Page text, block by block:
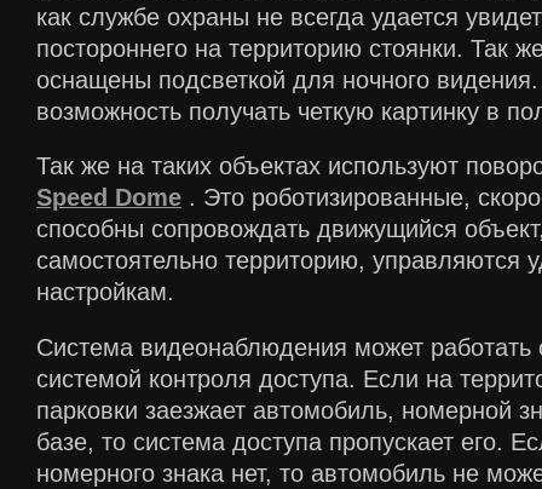
как службе охраны не всегда удается
постороннего на территорию стоянки. Так
оснащены подсветкой для ночного
возможность получать четкую картинку в
Так же на таких объектах используют
Speed Dome . Это роботизированные,
способны сопровождать движущийся
самостоятельно территорию, управляются
настройкам.
Система видеонаблюдения может работать
системой контроля доступа. Если на
парковки заезжает автомобиль, номерной
базе, то система доступа пропускает его.
номерного знака нет, то автомобиль не